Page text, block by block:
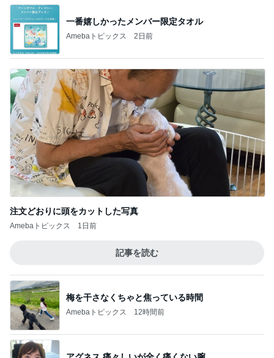
一番嬉しかったメンバー限定タオル
Amebaトピックス 2日前
注文どおりに頭をカットした写真
Amebaトピックス 1日前
記事を読む
梅を干さなくちゃと焦っている時間
Amebaトピックス 12時間前